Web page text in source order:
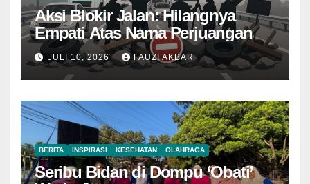
Aksi Blokir Jalan: Hilangnya
Empati Atas Nama Perjuangan
JULI 10, 2026 FAUZI AKBAR
BERITA INSPIRASI KESEHATAN OLAHRAGA
Seribu Bidan di Dompu ‘Obati’